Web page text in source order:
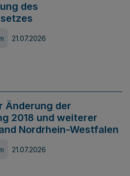
des
21.07.2026
Änderung der
2018 und weiterer
Nordrhein-Westfalen
21.07.2026